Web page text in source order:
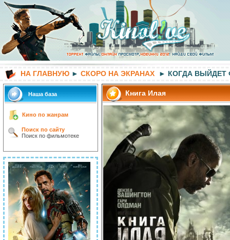
НА ГЛАВНУЮ ► СКОРО НА ЭКРАНАХ ► КОГДА ВЫЙДЕТ
Наша база
Кино по жанрам
Поиск по сайту
Поиск по фильмотеке
Книга Илая